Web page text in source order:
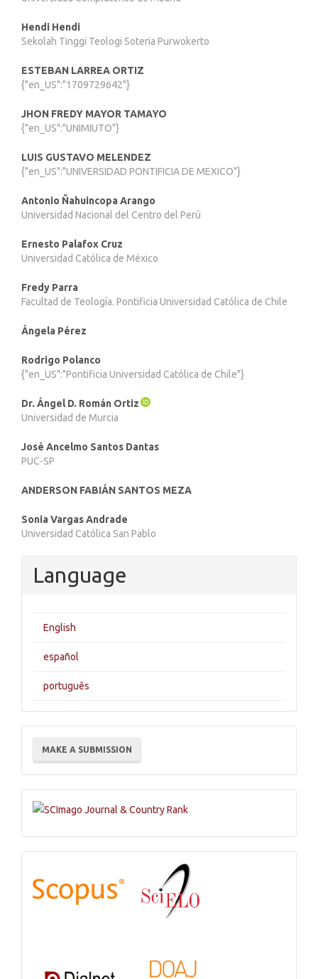
Hendi Hendi
Sekolah Tinggi Teologi Soteria Purwokerto
ESTEBAN LARREA ORTIZ
{"en_US":"1709729642"}
JHON FREDY MAYOR TAMAYO
{"en_US":"UNIMIUTO"}
LUIS GUSTAVO MELENDEZ
{"en_US":"UNIVERSIDAD PONTIFICIA DE MEXICO"}
Antonio Ñahuincopa Arango
Universidad Nacional del Centro del Perú
Ernesto Palafox Cruz
Universidad Católica de México
Fredy Parra
Facultad de Teología. Pontificia Universidad Católica de Chile
Ángela Pérez
Rodrigo Polanco
{"en_US":"Pontificia Universidad Católica de Chile"}
Dr. Ángel D. Román Ortiz
Universidad de Murcia
José Ancelmo Santos Dantas
PUC-SP
ANDERSON FABIÁN SANTOS MEZA
Sonia Vargas Andrade
Universidad Católica San Pablo
Language
English
español
português
Make
Submission
MAKE A SUBMISSION
Databases